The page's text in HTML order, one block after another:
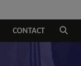
CONTACT